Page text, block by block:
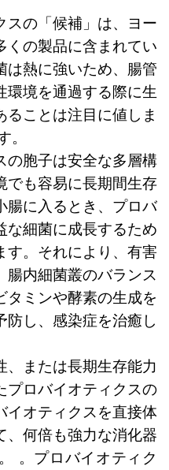
スの「候補」は、ヨー
くの製品に含まれてい
は熱に強いため、腸管
環境を通過する際に生
ことは注目に値しま
。
の胞子は安全な多層構
でも容易に長期間生存
腸に入るとき、プロバ
な細菌に成長するため
す。それにより、有害
腸内細菌叢のバランス
タミンや酵素の生成を
防し、感染症を治癒し
、または長期生存能力
プロバイオティクスの
イオティクスを直接体
、何倍も強力な消化器
。プロバイオティク